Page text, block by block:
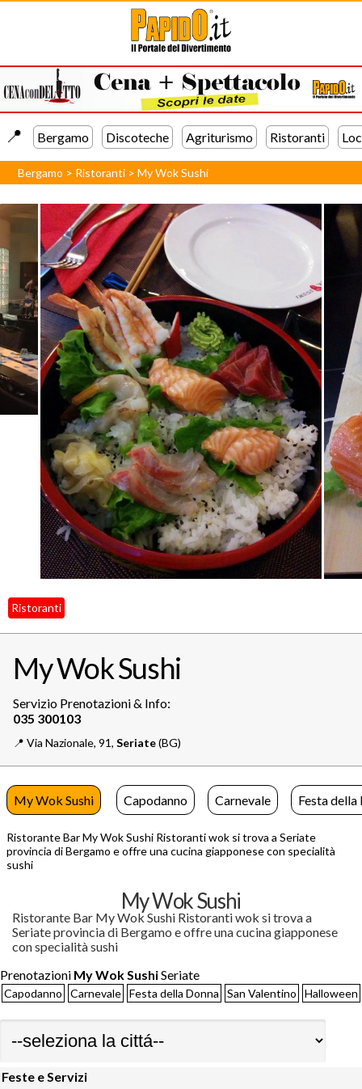
📍️ Bergamo Discoteche Agriturismo Ristoranti
Bergamo > Ristoranti >My Wok Sushi
Ristoranti
My Wok Sushi
Servizio Prenotazioni & Info:
📍️ Via Nazionale, 91, Seriate(BG)
My Wok Sushi Capodanno Carnevale Festa della
Ristorante Bar My Wok Sushi Ristoranti wok si trova a Seriate
provincia di Bergamo e offre una cucina giapponese con specialità
sushi
My Wok Sushi
Ristorante Bar My Wok Sushi Ristoranti wok si trova a
Seriate provincia di Bergamo e offre una cucina giapponese
con specialità sushi
Prenotazioni My Wok SushiSeriate
Capodanno Carnevale Festa della Donna San Valentino Halloween
Feste e Servizi